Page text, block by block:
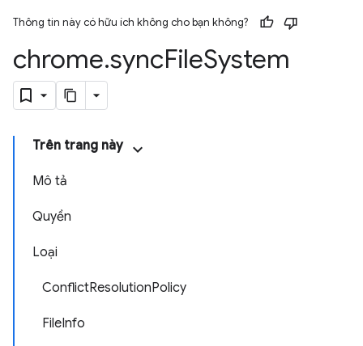
Thông tin này có hữu ích không cho bạn không?
chrome.syncFileSystem
Trên trang này
Mô tả
Quyền
Loại
ConflictResolutionPolicy
FileInfo